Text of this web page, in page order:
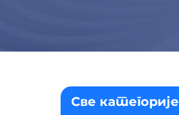
Све категорије